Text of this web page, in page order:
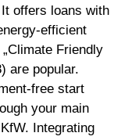
offers loans with
efficient
Friendly
are popular.
free start
your main
Integrating